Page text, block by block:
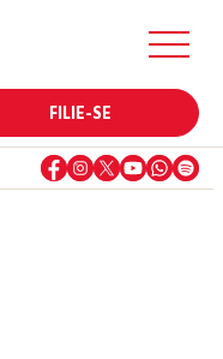
FILIE-SE